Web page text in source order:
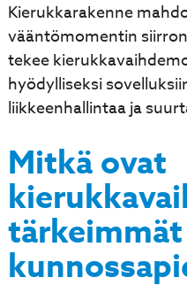
Kierukkarakenne
vääntömomentin
tekee
hyödylliseksi
liikkeenhallintaa ja
Mitkä ovat